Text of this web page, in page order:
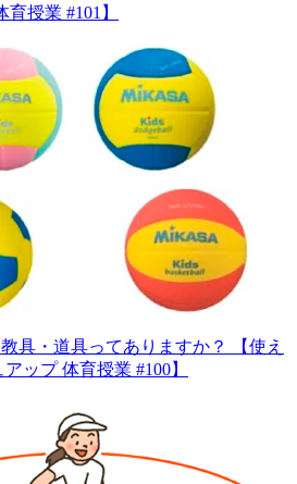
授業 #101】
具・道具ってありますか？ 【使え
ップ 体育授業 #100】